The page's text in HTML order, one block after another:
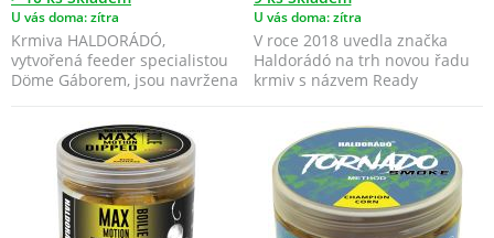
U vás doma: zítra
Krmiva HALDORÁDÓ,
vytvořená feeder specialistou
Döme Gáborem, jsou navržena
U vás doma: zítra
V roce 2018 uvedla značka
Haldorádó na trh novou řadu
krmiv s názvem Ready